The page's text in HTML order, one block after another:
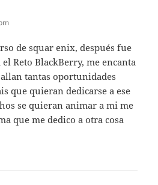
de squar enix, después fue
Reto BlackBerry, me encanta
tantas oportunidades
que quieran dedicarse a ese
se quieran animar a mi me
que me dedico a otra cosa